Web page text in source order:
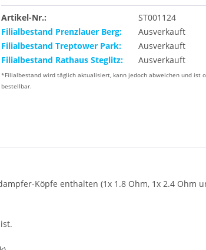
Artikel-Nr.:
ST001124
Filialbestand Prenzlauer Berg:
Ausverkauft
Filialbestand Treptower Park:
Ausverkauft
Filialbestand Rathaus Steglitz:
Ausverkauft
*Filialbestand wird täglich aktualisiert, kann jedoch abweichen und ist
bestellbar.
Köpfe enthalten (1x 1.8 Ohm, 1x 2.4 Ohm